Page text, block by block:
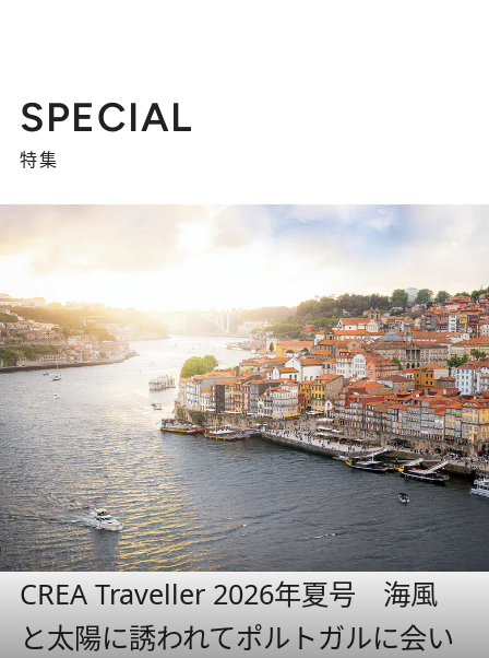
SPECIAL
特集
CREA Traveller 2026年夏号 海風
と太陽に誘われてポルトガルに会い